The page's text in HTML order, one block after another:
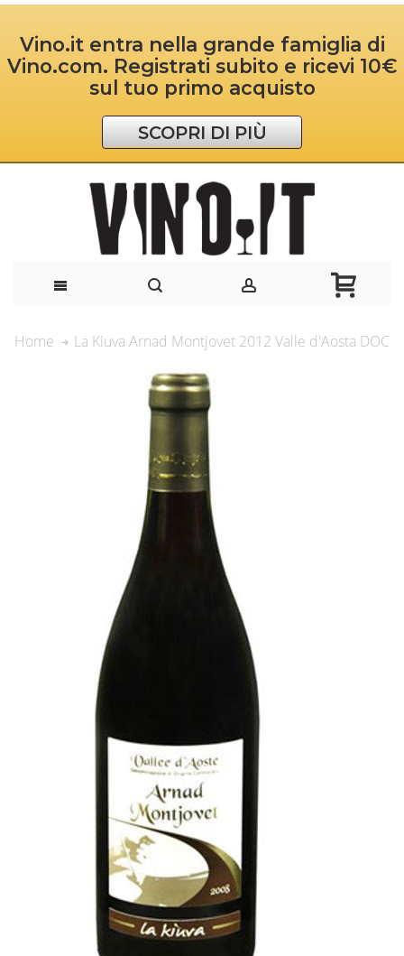
Vino.it entra nella grande famiglia di
Vino.com. Registrati subito e ricevi 10€
sul tuo primo acquisto
SCOPRI DI PIÙ
Home La Kiuva Arnad Montjovet 2012 Valle d'Aosta DOC